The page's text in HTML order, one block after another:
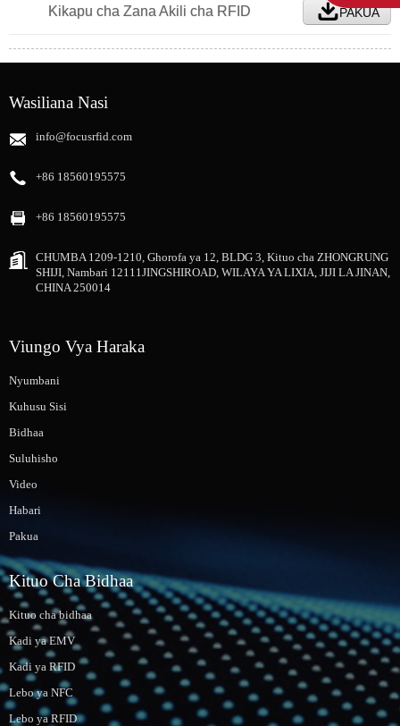
Kikapu cha Zana Akili cha RFID PAKUA
Wasiliana Nasi
info@focusrfid.com
+86 18560195575
+86 18560195575
CHUMBA 1209-1210, Ghorofa ya 12, BLDG 3, Kituo cha ZHONGRUNG
SHIJI, Nambari 12111JINGSHIROAD, WILAYA YA LIXIA, JIJI LA JINAN,
CHINA 250014
Viungo Vya Haraka
Nyumbani
Kuhusu Sisi
Bidhaa
Suluhisho
Video
Habari
Pakua
Kituo Cha Bidhaa
Kituo cha bidhaa
Kadi ya EMV
Kadi ya RFID
Lebo ya NFC
Lebo ya RFID